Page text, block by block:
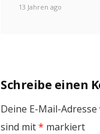
13 Jahren ago
Schreibe einen
Deine E-Mail-
sind mit* markiert